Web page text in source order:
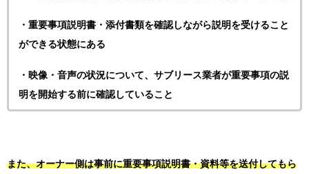
・重要事項説明書・添付書類を確認しながら説明を受けること
ができる状態にある
・映像・音声の状況について、サブリース業者が重要事項の説
明を開始する前に確認していること
また、オーナー側は事前に重要事項説明書・資料等を送付してもら